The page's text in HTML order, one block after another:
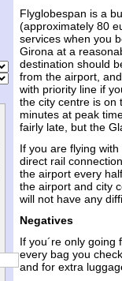
Flyglobespan is a
(approximately 80
services when you
Girona at a
destination should
from the airport,
with priority line if
the city centre is on
minutes at peak
fairly late, but the
If you are flying
direct rail
the airport every
the airport and city
will not have any
Negatives
If you´re only
every bag you
and for extra